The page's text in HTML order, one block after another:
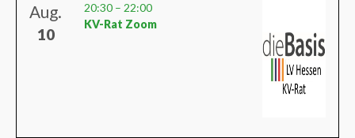
Aug.
10
20:30 – 22:00
KV-Rat Zoom